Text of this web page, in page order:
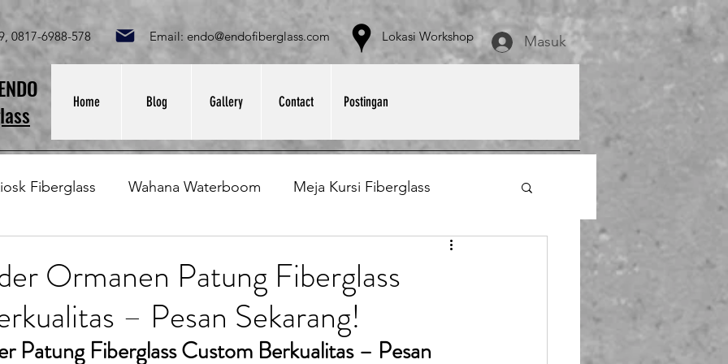
0817-6988-578 Email: endo@endofiberglass.com Lokasi Workshop Masuk
Home Blog Gallery Contact Postingan
Fiberglass Wahana Waterboom Meja Kursi Fiberglass
Payung Parasol
Sampah Fiberglass Lining Fiberglass Ilmu Fiberglass
Ormanen Patung Fiberglass
– Pesan Sekarang!
Fiberglass Custom Berkualitas – Pesan